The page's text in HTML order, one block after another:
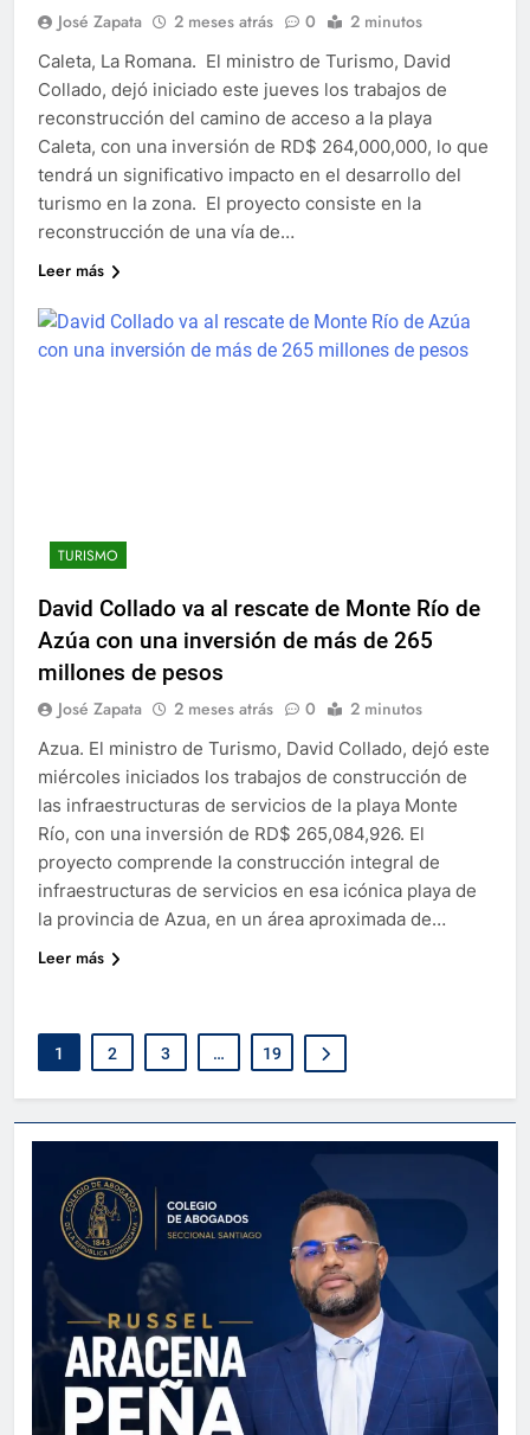
José Zapata 2 meses atrás 0 2 minutos
Caleta, La Romana. El ministro de Turismo, David
Collado, dejó iniciado este jueves los trabajos de
reconstrucción del camino de acceso a la playa
Caleta, con una inversión de RD$ 264,000,000, lo que
tendrá un significativo impacto en el desarrollo del
turismo en la zona. El proyecto consiste en la
reconstrucción de una vía de…
Leer más
TURISMO
David Collado va al rescate de Monte Río de
Azúa con una inversión de más de 265
millones de pesos
José Zapata 2 meses atrás 0 2 minutos
Azua. El ministro de Turismo, David Collado, dejó este
miércoles iniciados los trabajos de construcción de
las infraestructuras de servicios de la playa Monte
Río, con una inversión de RD$ 265,084,926. El
proyecto comprende la construcción integral de
infraestructuras de servicios en esa icónica playa de
la provincia de Azua, en un área aproximada de…
Leer más
1 2 3 … 19